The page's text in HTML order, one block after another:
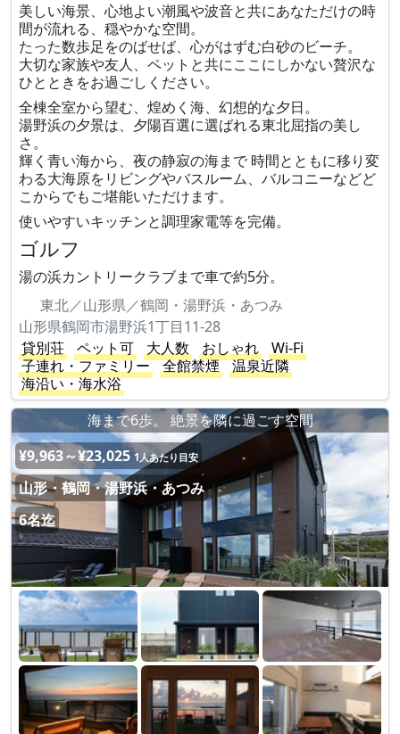
美しい海景、心地よい潮風や波音と共にあなただけの時
間が流れる、穏やかな空間。
たった数歩足をのばせば、心がはずむ白砂のビーチ。
大切な家族や友人、ペットと共にここにしかない贅沢な
ひとときをお過ごしください。
全棟全室から望む、煌めく海、幻想的な夕日。
湯野浜の夕景は、夕陽百選に選ばれる東北屈指の美し
さ。
輝く青い海から、夜の静寂の海まで 時間とともに移り変
わる大海原をリビングやバスルーム、バルコニーなどど
こからでもご堪能いただけます。
使いやすいキッチンと調理家電等を完備。
ゴルフ
湯の浜カントリークラブまで車で約5分。
東北／山形県／鶴岡・湯野浜・あつみ
山形県鶴岡市湯野浜1丁目11-28
貸別荘
ペット可 大人数 おしゃれ
Wi-Fi
子連れ・ファミリー
全館禁煙
温泉近隣
海沿い・海水浴
海まで6歩。 絶景を隣に過ごす空間
¥9,963～¥23,025 1人あたり目安
山形・鶴岡・湯野浜・あつみ
6名迄